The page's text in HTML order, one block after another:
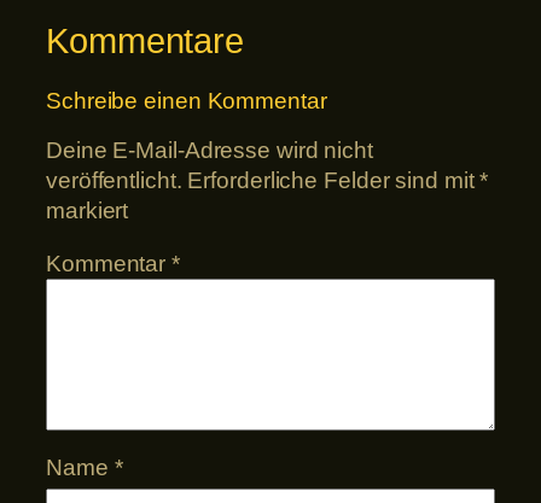
Kommentare
Schreibe einen Kommentar
Deine E-Mail-Adresse wird nicht
veröffentlicht. Erforderliche Felder sind mit*
markiert
Kommentar*
Name *